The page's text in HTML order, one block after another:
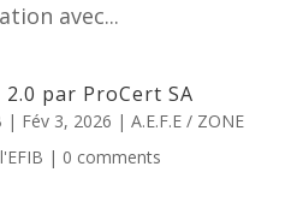
avec...
par ProCert SA
| Fév 3, 2026 | A.E.F.E / ZONE
| 0 comments